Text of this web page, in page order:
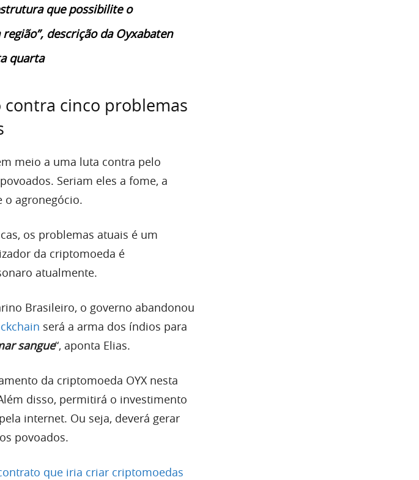
que possibilite o
descrição da Oyxabaten
quarta
cinco problemas
meio a uma luta contra pelo
Seriam eles a fome, a
o agronegócio.
os problemas atuais é um
da criptomoeda é
atualmente.
Brasileiro, o governo abandonou
será a arma dos índios para
sangue“, aponta Elias.
da criptomoeda OYX nesta
disso, permitirá o investimento
internet. Ou seja, deverá gerar
povoados.
que iria criar criptomoedas